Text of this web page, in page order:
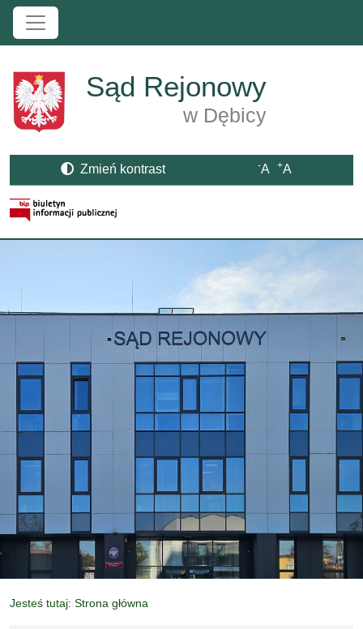
Przejdź do treści
Sąd Rejonowy
w Dębicy
Zmień kontrast -A +A
Strona BIP otwiera się w nowym oknie
Jesteś tutaj: Strona główna